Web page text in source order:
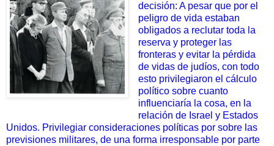
decisión: A pesar que por el
peligro de vida estaban
obligados a reclutar toda la
reserva y proteger las
fronteras y evitar la pérdida
de vidas de judíos, con todo
esto privilegiaron el cálculo
político sobre cuanto
influenciaría la cosa, en la
relación de Israel y Estados
Unidos. Privilegiar consideraciones políticas por sobre las
previsiones militares, de una forma irresponsable por parte